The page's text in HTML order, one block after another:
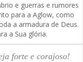
e guerras e rumores
para a Aglow, como
a armadura de Deus.
a Sua glória.
forte e corajoso!